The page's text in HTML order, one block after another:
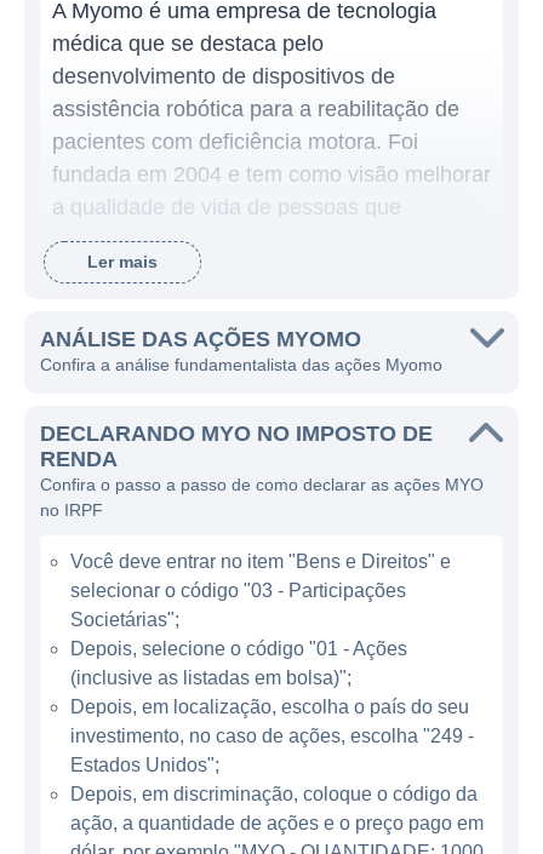
A Myomo é uma empresa de tecnologia
médica que se destaca pelo
desenvolvimento de dispositivos de
assistência robótica para a reabilitação de
pacientes com deficiência motora. Foi
fundada em 2004 e tem como visão melhorar
a qualidade de vida de pessoas que
sofreram lesões ou que apresentam
condições que afetam a mobilidade, como
medula espinhal.
MyoPro, uma órtese de extremidade superior
que ajuda os pacientes a recuperar a
capacidade de movimentação dos braços e
das mãos. Esses dispositivos robóticos são
projetados para serem usados por usuários
que ainda possuem algum nível de controle
muscular, permitindo que eles movam as
extremidades de forma mais eficiente e
independente.
ATUAÇÃO DA MYOMO
A Myomo opera principalmente no setor de
tecnologia médica, focando em reabilitação e
Ler mais
ANÁLISE DAS AÇÕES MYOMO
Confira a análise fundamentalista das ações Myomo
DECLARANDO MYO NO IMPOSTO DE
RENDA
Confira o passo a passo de como declarar as ações MYO
no IRPF
Você deve entrar no item "Bens e Direitos" e
selecionar o código "03 - Participações
Societárias";
Depois, selecione o código "01 - Ações
(inclusive as listadas em bolsa)";
Depois, em localização, escolha o país do seu
investimento, no caso de ações, escolha "249 -
Estados Unidos";
Depois, em discriminação, coloque o código da
ação, a quantidade de ações e o preço pago em